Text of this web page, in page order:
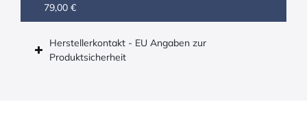
79,00 €
Herstellerkontakt - EU Angaben zur
Produktsicherheit